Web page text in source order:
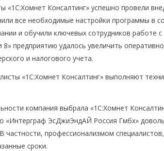
«1С:Хомнет Консалтинг» успешно провели
все необходимые настройки программы в
и обучили ключевых сотрудников работе с
8» предприятию удалось увеличить
и налогового учета.
«1С:Хомнет Консалтинг» выполняют
компания выбрала «1С:Хомнет
«Интерграф ЭсДжиЭндАЙ Россия Гмбх»
частности, профессионализмом
сроки.